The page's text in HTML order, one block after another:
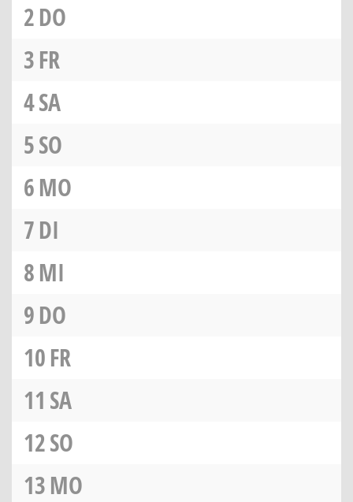
2DO
3FR
4SA
5SO
6MO
7DI
8MI
9DO
10FR
11 SA
12SO
13MO